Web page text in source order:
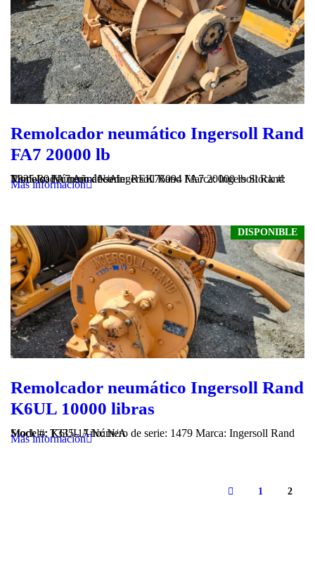
Remolcador neumático Ingersoll Rand
FA7 20000 lb
Remolcador neumático Ingersoll Rand FA7 20000 lb Stock #: T335-30 Número de serie: REK76094 Marca: Ingersoll Rand Modelo: FA7 Año: N/A
Más información
DISPONIBLE
Remolcador neumático Ingersoll Rand
K6UL 10000 libras
Stock #: T335-17 Número de serie: 1479 Marca: Ingersoll Rand Modelo: K6UL Año: N/A
Más información
1 2